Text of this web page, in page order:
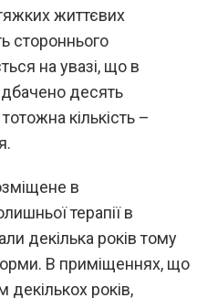
життєвих
стороннього
на увазі, що в
десять
кількість –
в
терапії в
декілька років тому
В приміщеннях, що
років,